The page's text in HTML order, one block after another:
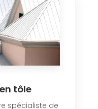
tôle
spécialiste de